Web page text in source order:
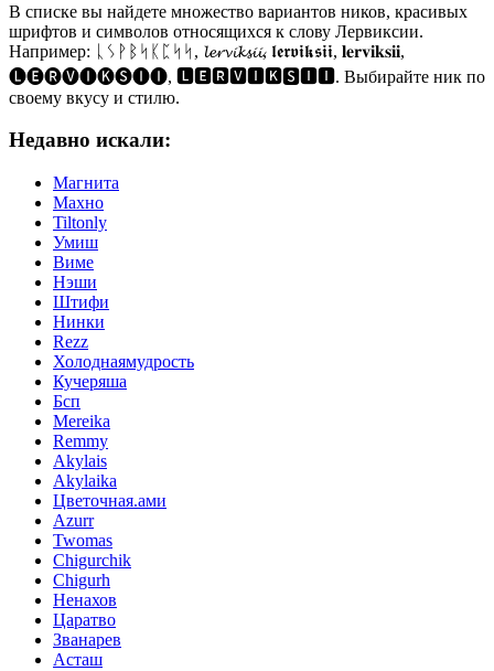
В списке вы найдете множество вариантов ников, красивых
шрифтов и символов относящихся к слову Лервиксии.
Например: ᚳᛊᚹᛒᛋᛕᛈᛋᛋ, 𝓵𝓮𝓻𝓿𝓲𝓴𝓼𝓲𝓲, 𝖑𝖊𝖗𝖛𝖎𝖐𝖘𝖎𝖎, 𝐥𝐞𝐫𝐯𝐢𝐤𝐬𝐢𝐢,
🅛🅔🅡🅥🅘🅚🅢🅘🅘, 🅻🅴🆁🆅🅸🅺🆂🅸🅸. Выбирайте ник по
своему вкусу и стилю.
Недавно искали:
Магнита
Махно
Tiltonly
Умиш
Виме
Нэши
Штифи
Нинки
Rezz
Холоднаямудрость
Кучеряша
Бсп
Mereika
Remmy
Akylais
Akylaika
Цветочная.ами
Azurr
Twomas
Chigurchik
Chigurh
Ненахов
Царатво
Званарев
Асташ